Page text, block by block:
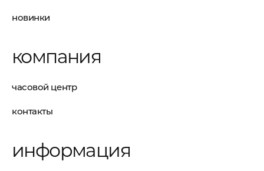
новинки
компания
часовой центр
контакты
информация